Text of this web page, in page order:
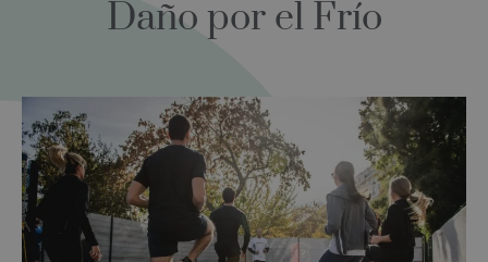
Daño por el Frío